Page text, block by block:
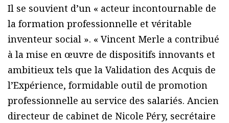
Il se souvient d’un « acteur incontournable de
la formation professionnelle et véritable
inventeur social ». « Vincent Merle a contribué
à la mise en œuvre de dispositifs innovants et
ambitieux tels que la Validation des Acquis de
l’Expérience, formidable outil de promotion
professionnelle au service des salariés. Ancien
directeur de cabinet de Nicole Péry, secrétaire